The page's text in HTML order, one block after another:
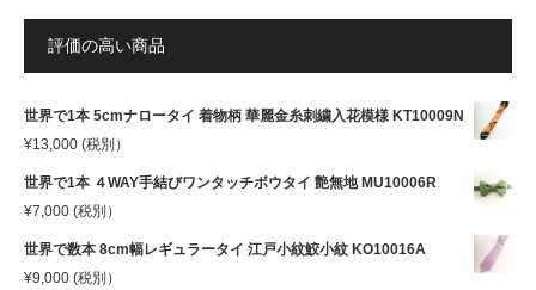
評価の高い商品
世界で1本 5cmナロータイ 着物柄 華麗金糸刺繍入花模様 KT10009N
¥13,000 (税別）
世界で1本 ４WAY手結びワンタッチボウタイ 艶無地 MU10006R
¥7,000 (税別）
世界で数本 8cm幅レギュラータイ 江戸小紋鮫小紋 KO10016A
¥9,000 (税別）